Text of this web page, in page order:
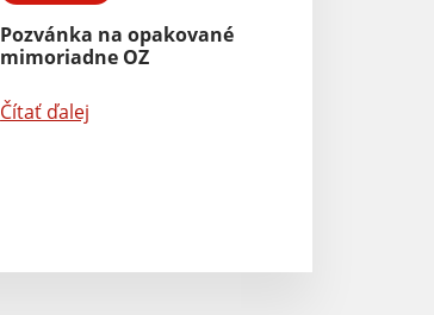
Pozvánka na opakované
mimoriadne OZ
Čítať ďalej